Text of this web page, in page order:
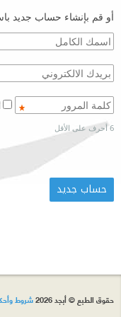
أو قم بإنشاء حساب جديد
6 أحرف على الأقل
حقوق الطبع © أبجد 2026 شروط